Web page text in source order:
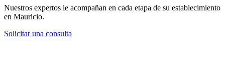
Nuestros expertos le acompañan en cada etapa de su establecimiento
en Mauricio.
Solicitar una consulta